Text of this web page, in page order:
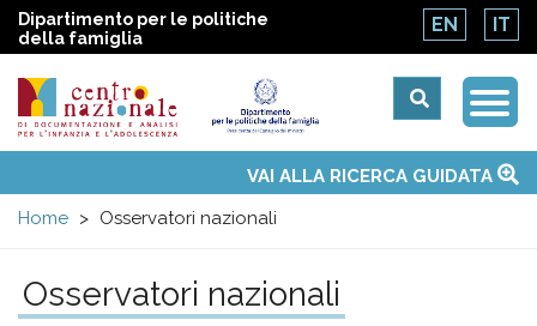
Dipartimento per le politiche
della famiglia
EN IT
Centro
nazionale
di
menu
Temi
Attività
Convenzione ONUVAI ALLA RICERCA GUIDATA
Home
Osservatori nazionali
Osservatori nazionali